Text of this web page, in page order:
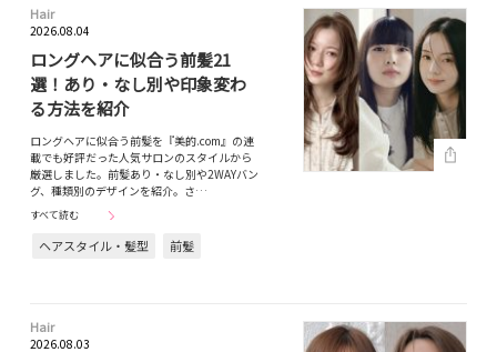
Hair
2026.08.04
ロングヘアに似合う前髪21
選！あり・なし別や印象変わ
る方法を紹介
ロングヘアに似合う前髪を『美的.com』の連
載でも好評だった人気サロンのスタイルから
厳選しました。前髪あり・なし別や2WAYバン
グ、種類別のデザインを紹介。さ…
すべて読む
ヘアスタイル・髪型 前髪
Hair
2026.08.03